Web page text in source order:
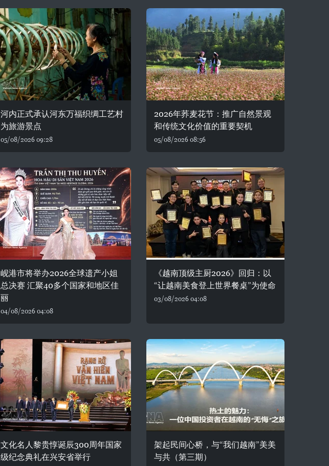
河内正式承认河东万福织绸工艺村
为旅游景点
05/08/2026 09:28
2026年荞麦花节：推广自然景观
和传统文化价值的重要契机
05/08/2026 08:56
岘港市将举办2026全球遗产小姐
总决赛 汇聚40多个国家和地区佳
丽
04/08/2026 04:08
《越南顶级主厨2026》回归：以
“让越南美食登上世界餐桌”为使命
03/08/2026 04:08
文化名人黎贵惇诞辰300周年国家
级纪念典礼在兴安省举行
架起民间心桥，与“我们越南”美美
与共（第三期）